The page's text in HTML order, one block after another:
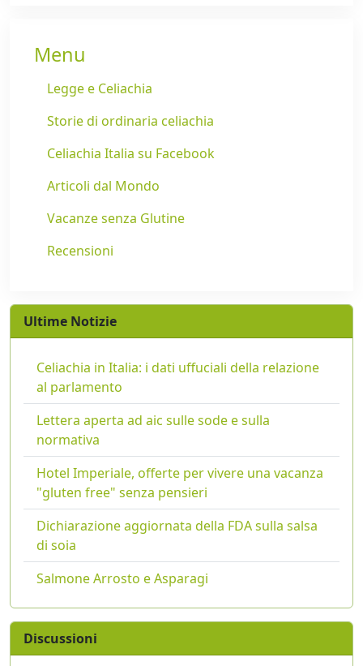
Menu
Legge e Celiachia
Storie di ordinaria celiachia
Celiachia Italia su Facebook
Articoli dal Mondo
Vacanze senza Glutine
Recensioni
Ultime Notizie
Celiachia in Italia: i dati uffuciali della relazione
al parlamento
Lettera aperta ad aic sulle sode e sulla
normativa
Hotel Imperiale, offerte per vivere una vacanza
"gluten free" senza pensieri
Dichiarazione aggiornata della FDA sulla salsa
di soia
Salmone Arrosto e Asparagi
Discussioni